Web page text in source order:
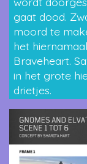
gaat dood.
moord te
het
Braveheart.
in het grote
drietjes.